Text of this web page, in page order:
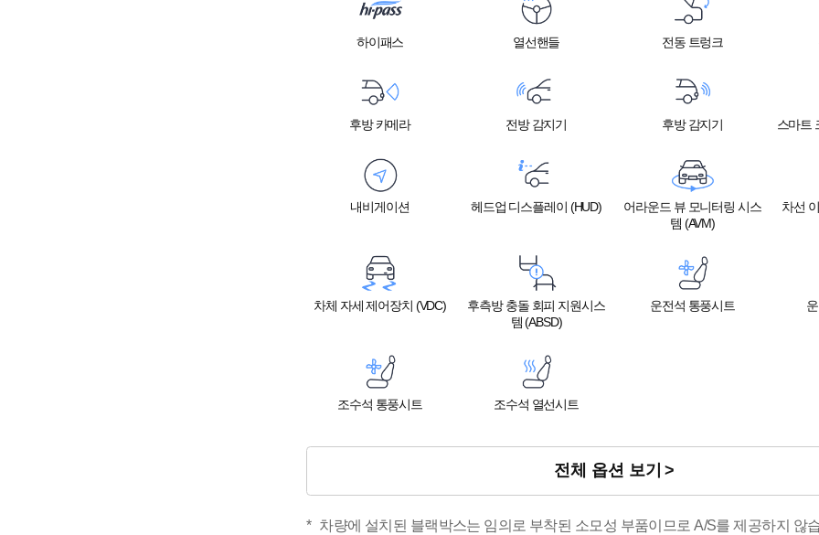
하이패스 열선핸들 전동 트렁크
후방 카메라 전방 감지기 후방 감지기 스마트
내비게이션 헤드업 디스플레이 (HUD)
어라운드 뷰 모니터링 시스
템 (AVM)
차선
차체 자세 제어장치 (VDC)
후측방 충돌 회피 지원시스
템 (ABSD)
운전석 통풍시트
조수석 통풍시트 조수석 열선시트
전체 옵션 보기
차량에 설치된 블랙박스는 임의로 부착된 소모성 부품이므로 A/S를 제공하지 않